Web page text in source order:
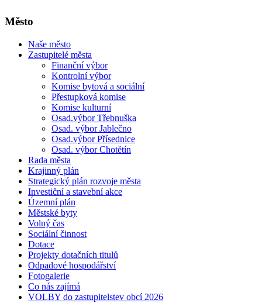
Město
Naše město
Zastupitelé města
Finanční výbor
Kontrolní výbor
Komise bytová a sociální
Přestupková komise
Komise kulturní
Osad.výbor Třebnuška
Osad. výbor Jablečno
Osad.výbor Přísednice
Osad. výbor Chotětín
Rada města
Krajinný plán
Strategický plán rozvoje města
Investiční a stavební akce
Územní plán
Městské byty
Volný čas
Sociální činnost
Dotace
Projekty dotačních titulů
Odpadové hospodářství
Fotogalerie
Co nás zajímá
VOLBY do zastupitelstev obcí 2026